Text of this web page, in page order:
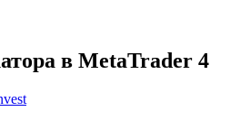
в MetaTrader 4